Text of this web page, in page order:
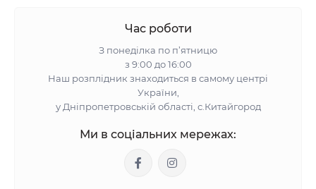
Час роботи
З понеділка по п’ятницю
з 9:00 до 16:00
Наш розплідник знаходиться в самому центрі
України,
у Дніпропетровській області, с.Китайгород
Ми в соціальних мережах: